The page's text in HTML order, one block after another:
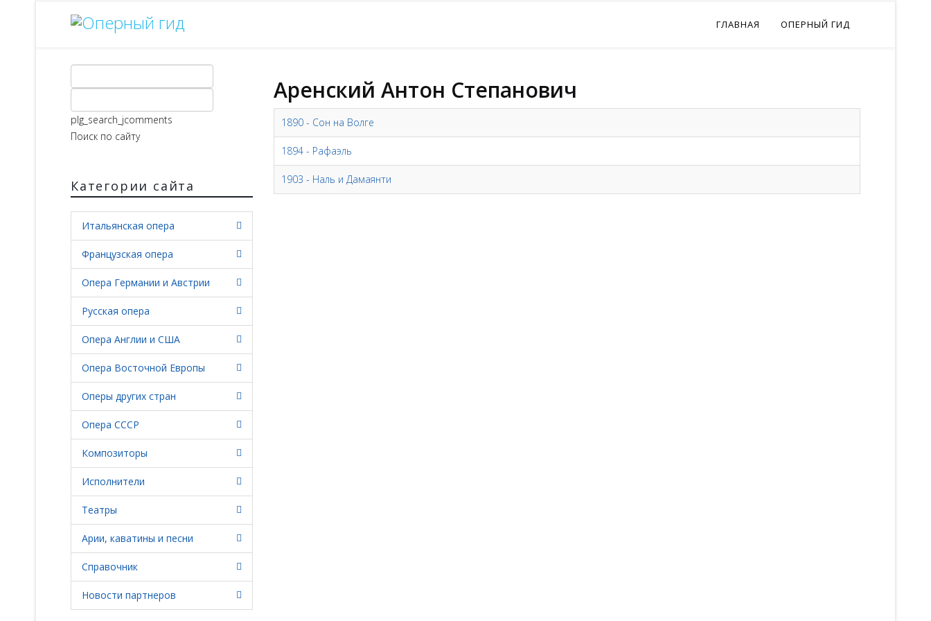
ГЛАВНАЯ ОПЕРНЫЙ ГИД
plg_search_jcomments
Поиск по сайту
Категории сайта
Итальянская опера
Французская опера
Опера Германии и Австрии
Русская опера
Опера Англии и США
Опера Восточной Европы
Оперы других стран
Опера СССР
Композиторы
Исполнители
Театры
Арии, каватины и песни
Справочник
Новости партнеров
Аренский Антон Степанович
1890 - Сон на Волге
1894 - Рафаэль
1903 - Наль и Дамаянти